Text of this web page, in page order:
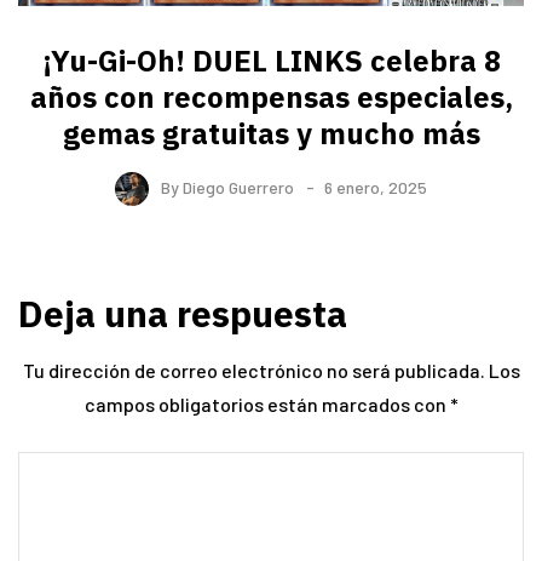
¡Yu-Gi-Oh! DUEL LINKS celebra 8
años con recompensas especiales,
gemas gratuitas y mucho más
ByDiego Guerrero 6 enero, 2025
Deja una respuesta
Tu dirección de correo electrónico no será publicada. Los
campos obligatorios están marcados con *